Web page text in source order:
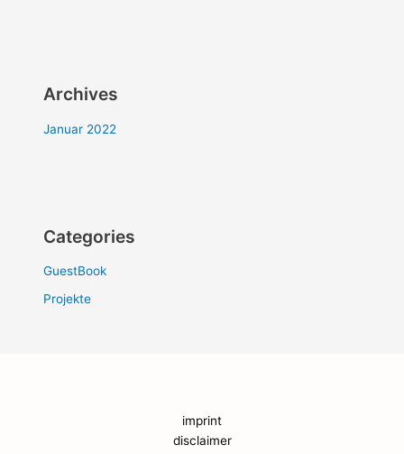
Archives
Januar 2022
Categories
GuestBook
Projekte
imprint
disclaimer